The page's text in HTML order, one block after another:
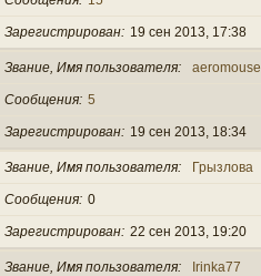
Зарегистрирован 19 сен 2013, 17:38
Звание, Имя пользователя aeromouse
Сообщения 5
Зарегистрирован 19 сен 2013, 18:34
Звание, Имя пользователя Грызлова
Сообщения 0
Зарегистрирован 22 сен 2013, 19:20
Звание, Имя пользователя Irinka77